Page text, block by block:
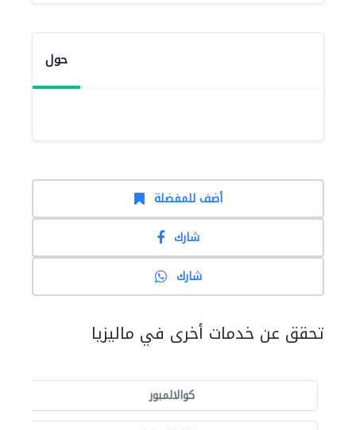
حول
أضف للمفضلة
شارك
شارك
تحقق عن خدمات أخرى في ماليزيا
كوالالمبور